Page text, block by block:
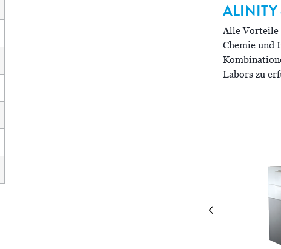
ALINITY
Nutzt bewährte CHEMIFLEX-
innovativem Design zur Maximierung des
ALINITY
Alle Vorteile
Chemie und
Labors zu